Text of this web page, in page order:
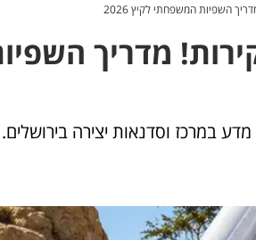
השפיות המשפחתי לקיץ 2026
מדריך
תערוכות מדע במרכז וסדנאות יצירה